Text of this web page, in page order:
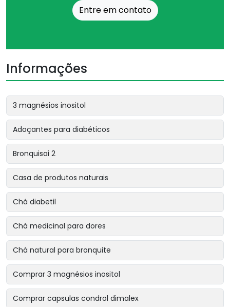
Entre em contato
Informações
3 magnésios inositol
Adoçantes para diabéticos
Bronquisai 2
Casa de produtos naturais
Chá diabetil
Chá medicinal para dores
Chá natural para bronquite
Comprar 3 magnésios inositol
Comprar capsulas condrol dimalex